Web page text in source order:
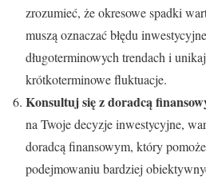
zrozumieć, że okresowe spadki
muszą oznaczać błędu
długoterminowych trendach i
krótkoterminowe fluktuacje.
Konsultuj się z doradcą
na Twoje decyzje inwestycyjne,
doradcą finansowym, który
podejmowaniu bardziej